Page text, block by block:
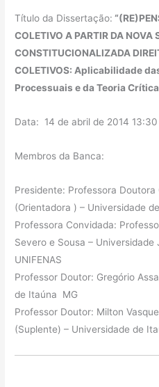
Título da Dissertação:
COLETIVO A PARTIR DA NOVA
CONSTITUCIONALIZADA
COLETIVOS: Aplicabilidade
Processuais e da Teoria
Data: 14 de abril de 2014
Membros da Banca:
Presidente: Professora Doutora
(Orientadora ) – Universidade
Professora Convidada:
Severo e Sousa – Universidade
UNIFENAS
Professor Doutor: Gregório
de Itaúna MG
Professor Doutor: Milton
(Suplente) – Universidade de